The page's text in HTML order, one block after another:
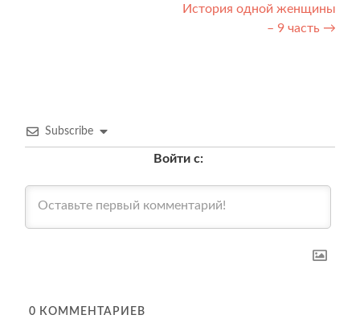
История одной женщины
– 9 часть →
Subscribe
Войти с:
0 КОММЕНТАРИЕВ